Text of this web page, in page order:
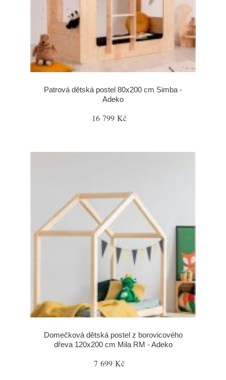
Patrová dětská postel 80x200 cm Simba -
Adeko
16 799 Kč
Domečková dětská postel z borovicového
dřeva 120x200 cm Mila RM - Adeko
7 699 Kč